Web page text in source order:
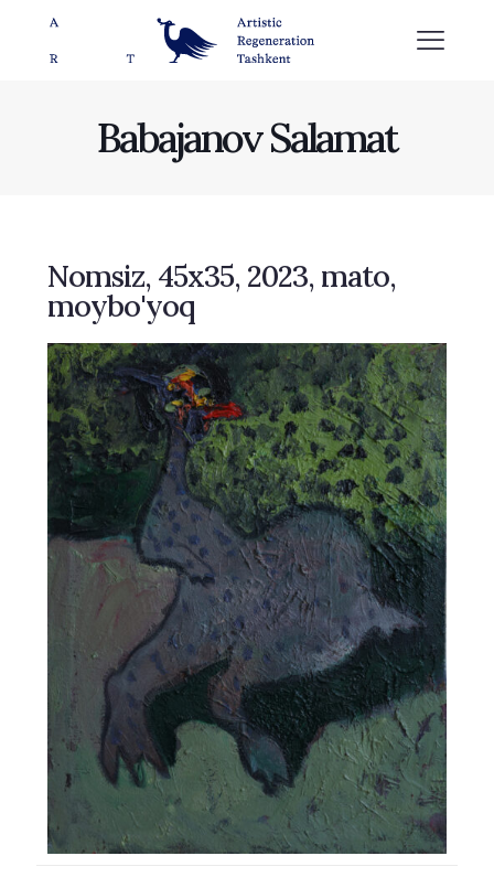
Babajanov Salamat
Nomsiz, 45х35, 2023, mato,
moybo'yoq